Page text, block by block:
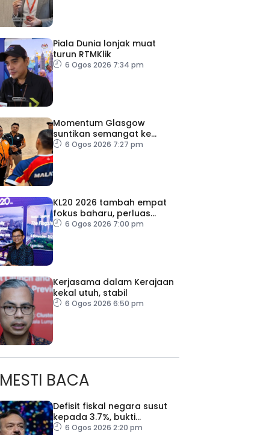
Piala Dunia lonjak muat
turun RTMKlik
6 Ogos 2026 7:34 pm
Momentum Glasgow
suntikan semangat ke
Sukan Asia 2026
6 Ogos 2026 7:27 pm
KL20 2026 tambah empat
fokus baharu, perluas
tumpuan ke lapan sektor
6 Ogos 2026 7:00 pm
Kerjasama dalam Kerajaan
kekal utuh, stabil
6 Ogos 2026 6:50 pm
MESTI BACA
Defisit fiskal negara susut
kepada 3.7%, bukti
keyakinan pelabur masih
6 Ogos 2026 2:20 pm